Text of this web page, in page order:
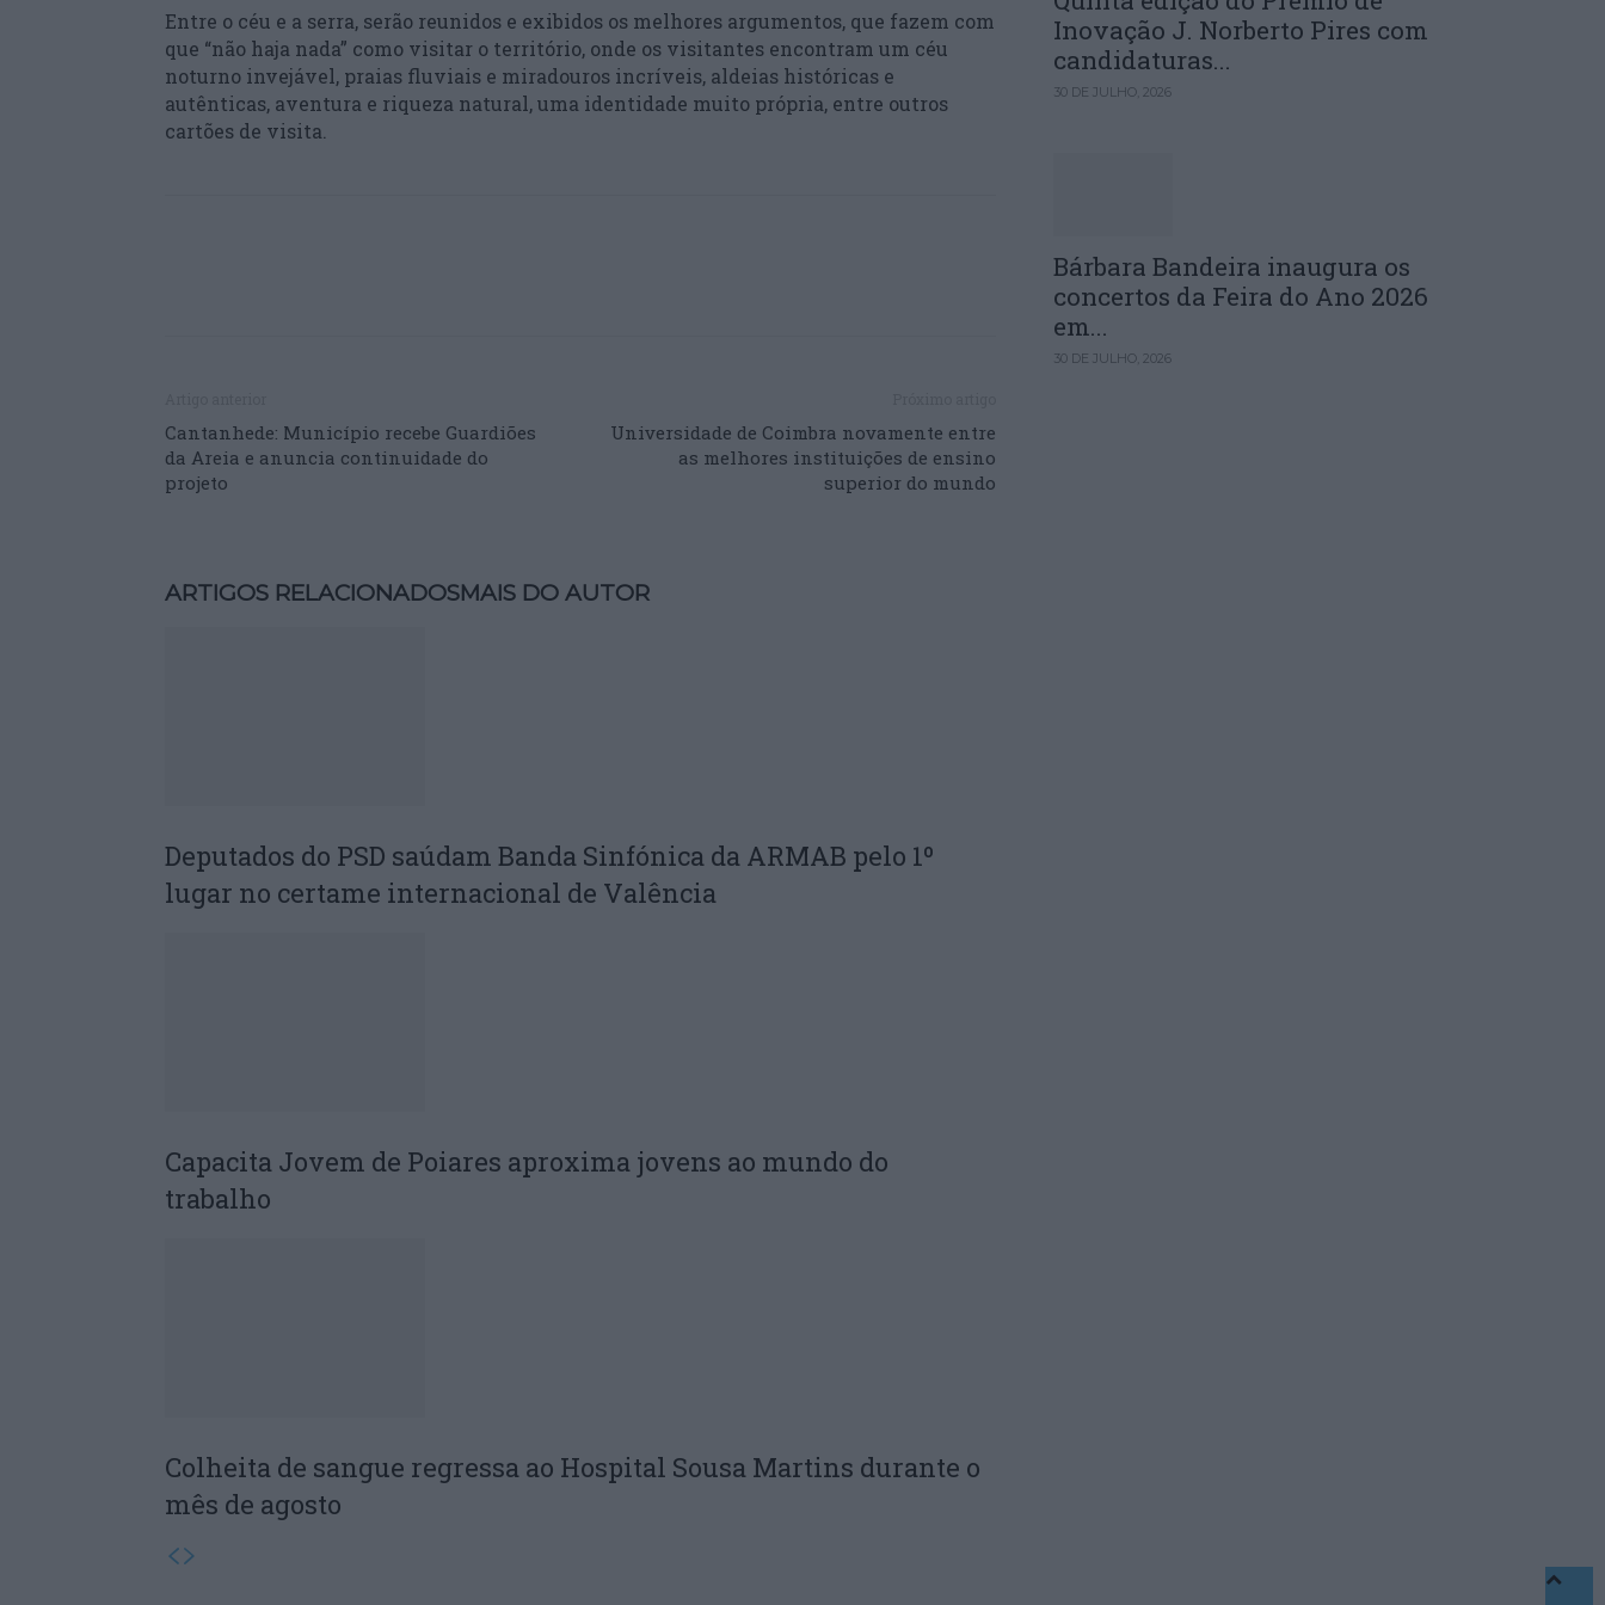
Entre o céu e a serra, serão reunidos e exibidos os melhores argumentos, que fazem com
que “não haja nada” como visitar o território, onde os visitantes encontram um céu
noturno invejável, praias fluviais e miradouros incríveis, aldeias históricas e
autênticas, aventura e riqueza natural, uma identidade muito própria, entre outros
cartões de visita.
Cantanhede: Município recebe Guardiões
da Areia e anuncia continuidade do
projeto
Universidade de Coimbra novamente entre
as melhores instituições de ensino
superior do mundo
ARTIGOS RELACIONADOSMAIS DO AUTOR
Deputados do PSD saúdam Banda Sinfónica da ARMAB pelo 1º
lugar no certame internacional de Valência
Capacita Jovem de Poiares aproxima jovens ao mundo do
trabalho
Colheita de sangue regressa ao Hospital Sousa Martins durante o
mês de agosto
Inovação J. Norberto Pires com
candidaturas...
30 DE JULHO, 2026
Bárbara Bandeira inaugura os
concertos da Feira do Ano 2026
em...
30 DE JULHO, 2026